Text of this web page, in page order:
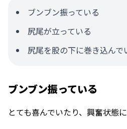
ブンブン振っている
尻尾が立っている
尻尾を股の下に巻き込んで
ブンブン振っている
とても喜んでいたり、興奮状態